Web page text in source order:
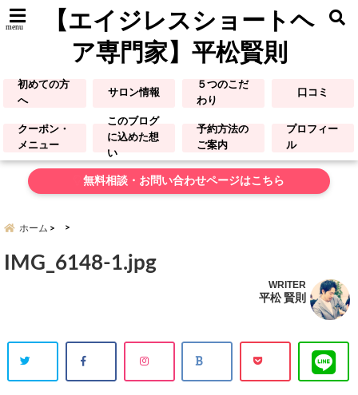
menu
【エイジレスショートヘ
ア専門家】平松賢則
初めての方
へ
サロン情報
５つのこだ
わり
口コミ
クーポン・
メニュー
このブログ
に込めた想
い
予約方法の
ご案内
プロフィー
ル
無料相談・お問い合わせページはこちら
ホーム
IMG_6148-1.jpg
WRITER
平松 賢則